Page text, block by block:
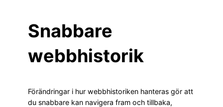
Snabbare
webbhistorik
Förändringar i hur webbhistoriken hanteras gör att
du snabbare kan navigera fram och tillbaka,